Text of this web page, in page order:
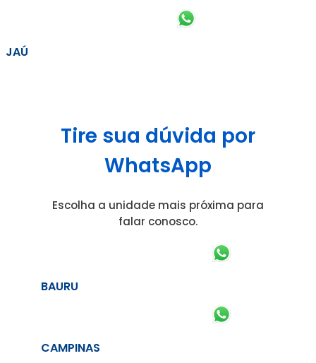
JAÚ
Tire sua dúvida por
WhatsApp
Escolha a unidade mais próxima para
falar conosco.
BAURU
CAMPINAS